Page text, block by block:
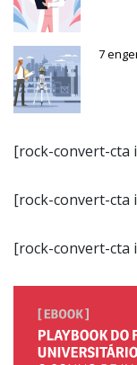
7
[rock-convert-cta
[rock-convert-cta
[rock-convert-cta